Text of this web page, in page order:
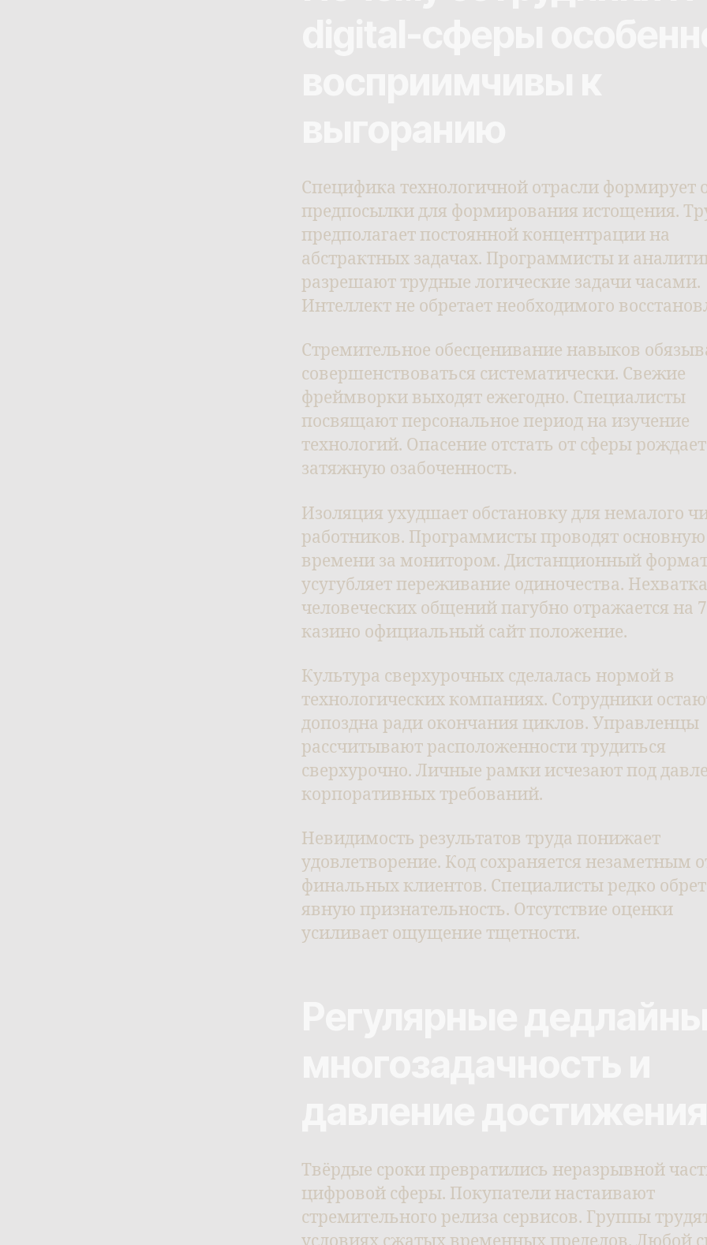
Специфика технологичной отрасли формирует
предпосылки для формирования истощения.
предполагает постоянной концентрации на
абстрактных задачах. Программисты и
разрешают трудные логические задачи часами.
Интеллект не обретает необходимого
Стремительное обесценивание навыков
совершенствоваться систематически. Свежие
фреймворки выходят ежегодно. Специалисты
посвящают персональное период на изучение
технологий. Опасение отстать от сферы рождает
затяжную озабоченность.
Изоляция ухудшает обстановку для немалого
работников. Программисты проводят основную
времени за монитором. Дистанционный
усугубляет переживание одиночества. Нехватка
человеческих общений пагубно отражается на
казино официальный сайт положение.
Культура сверхурочных сделалась нормой в
технологических компаниях. Сотрудники
допоздна ради окончания циклов. Управленцы
рассчитывают расположенности трудиться
сверхурочно. Личные рамки исчезают под
корпоративных требований.
Невидимость результатов труда понижает
удовлетворение. Код сохраняется незаметным
финальных клиентов. Специалисты редко
явную признательность. Отсутствие оценки
усиливает ощущение тщетности.
Твёрдые сроки превратились неразрывной
цифровой сферы. Покупатели настаивают
стремительного релиза сервисов. Группы